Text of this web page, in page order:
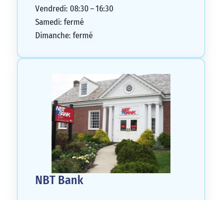
Vendredi: 08:30 – 16:30
Samedi: fermé
Dimanche: fermé
NBT Bank